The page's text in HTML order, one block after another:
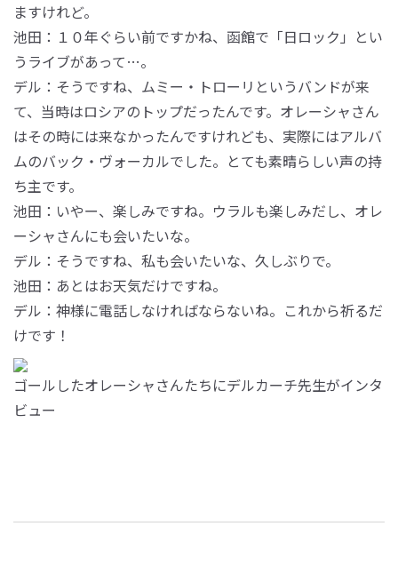
ますけれど。
池田：１０年ぐらい前ですかね、函館で「日ロック」とい
うライブがあって…。
デル：そうですね、ムミー・トローリというバンドが来
て、当時はロシアのトップだったんです。オレーシャさん
はその時には来なかったんですけれども、実際にはアルバ
ムのバック・ヴォーカルでした。とても素晴らしい声の持
ち主です。
池田：いやー、楽しみですね。ウラルも楽しみだし、オレ
ーシャさんにも会いたいな。
デル：そうですね、私も会いたいな、久しぶりで。
池田：あとはお天気だけですね。
デル：神様に電話しなければならないね。これから祈るだ
けです！
ゴールしたオレーシャさんたちにデルカーチ先生がインタ
ビュー